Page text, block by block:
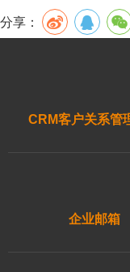
分享：
CRM客户关系管
企业邮箱